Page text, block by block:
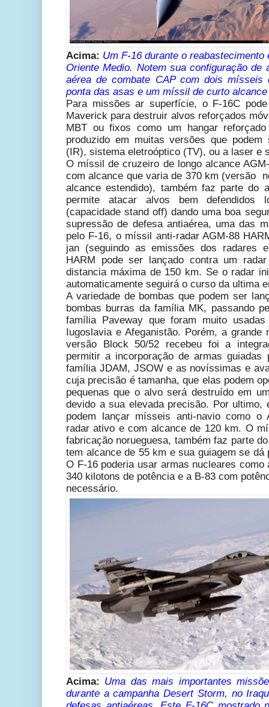
Acima: Um F-16 durante o
Oriente Medio. Notem sua configuração de
aérea de combate CAP com dois
ponta das asas e um míssil de curto
Para missões ar superfície, o F-16C
Maverick para destruir alvos reforçados
MBT ou fixos como um hangar
produzido em muitas versões que podem
(IR), sistema eletroóptico (TV), ou a laser e
O míssil de cruzeiro de longo alcance
com alcance que varia de 370 km (versão
alcance estendido), também faz parte do
permite atacar alvos bem defendidos
(capacidade stand off) dando uma boa
supressão de defesa antiaérea, uma das
pelo F-16, o míssil anti-radar AGM-88
jan (seguindo as emissões dos radares
HARM pode ser lançado contra um
distancia máxima de 150 km. Se o radar
automaticamente seguirá o curso da ultima
A variedade de bombas que podem ser
bombas burras da família MK, passando
família Paveway que foram muito
Iugoslavia e Afeganistão. Porém, a
versão Block 50/52 recebeu foi a
permitir a incorporação de armas
família JDAM, JSOW e as novíssimas e
cuja precisão é tamanha, que elas podem
pequenas que o alvo será destruído em
devido a sua elevada precisão. Por ultimo,
podem lançar mísseis anti-navio como o
radar ativo e com alcance de 120 km. O
fabricação norueguesa, também faz parte
tem alcance de 55 km e sua guiagem se
O F-16 poderia usar armas nucleares
340 kilotons de potência e a B-83 com
necessário.
Acima: Uma das mais importantes
durante a campanha Desert Storm, no